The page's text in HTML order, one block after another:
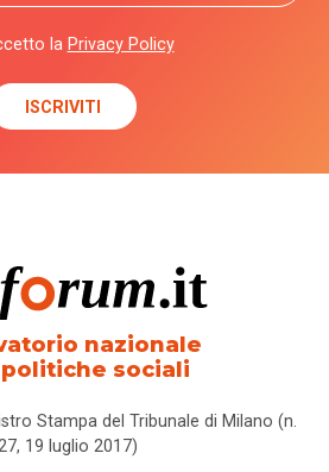
la Privacy Policy
nazionale
sociali
Stampa del Tribunale di Milano (n.
19 luglio 2017)